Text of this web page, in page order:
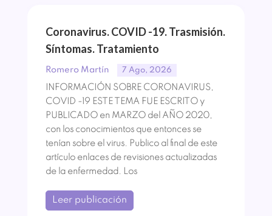
Coronavirus. COVID -19. Trasmisión.
Síntomas. Tratamiento
Romero Martín 7 Ago, 2026
INFORMACIÓN SOBRE CORONAVIRUS,
COVID -19 ESTE TEMA FUE ESCRITO y
PUBLICADO en MARZO del AÑO 2020,
con los conocimientos que entonces se
tenían sobre el virus. Publico al final de este
artículo enlaces de revisiones actualizadas
de la enfermedad. Los
Leer publicación